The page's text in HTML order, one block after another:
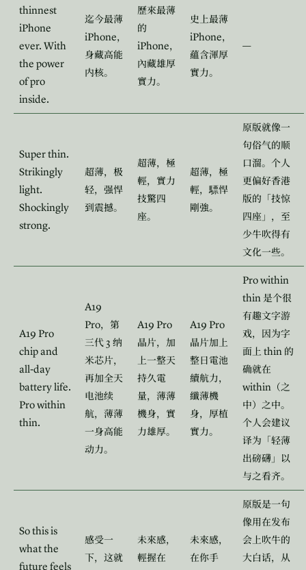
thinnest
iPhone
ever. With
the power
of pro
inside.
迄今最薄
iPhone，
身藏高能
内核。
歷來最薄
的
iPhone，
內藏雄厚
實力。
史上最薄
iPhone，
蘊含渾厚
實力。
—
Super thin.
Strikingly
light.
Shockingly
strong.
超薄，极
轻，强悍
到震撼。
超薄，極
輕，實力
技驚四
座。
超薄，極
輕，驃悍
剛強。
原版就像一
句俗气的顺
口溜。个人
更偏好香港
版的「技惊
四座」，至
少牛吹得有
文化一些。
A19 Pro
chip and
all-day
battery life.
Pro within
thin.
A19
Pro，第
三代3 纳
米芯片，
再加全天
电池续
航，薄薄
一身高能
动力。
A19 Pro
晶片，加
上一整天
持久電
量，薄薄
機身，實
力雄厚。
A19 Pro
晶片加上
整日電池
續航力，
纖薄機
身，厚植
實力。
Pro within
thin是个很
有趣文字游
戏，因为字
面上 thin 的
确就在
within（之
中）之中。
个人会建议
译为「轻薄
出磅礴」以
与之看齐。
So this is
what the
future feels
感受一
下，这就
未來感，
輕握在
未來感，
在你手
原版是一句
像用在发布
会上吹牛的
大白话，从